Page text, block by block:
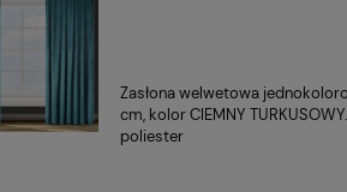
Zasłona welwetowa
cm, kolor CIEMNY
poliester